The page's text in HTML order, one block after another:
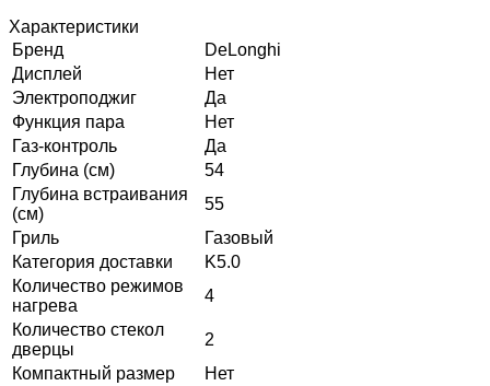
Характеристики
Бренд
DeLonghi
Дисплей
Нет
Электроподжиг
Да
Функция пара
Нет
Газ-контроль
Да
Глубина (см)
54
Глубина встраивания
(см)
55
Гриль
Газовый
Категория доставки
K5.0
Количество режимов
нагрева
4
Количество стекол
дверцы
2
Компактный размер
Нет